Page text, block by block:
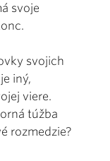
svoje
svojich
iný,
viere.
túžba
rozmedzie?